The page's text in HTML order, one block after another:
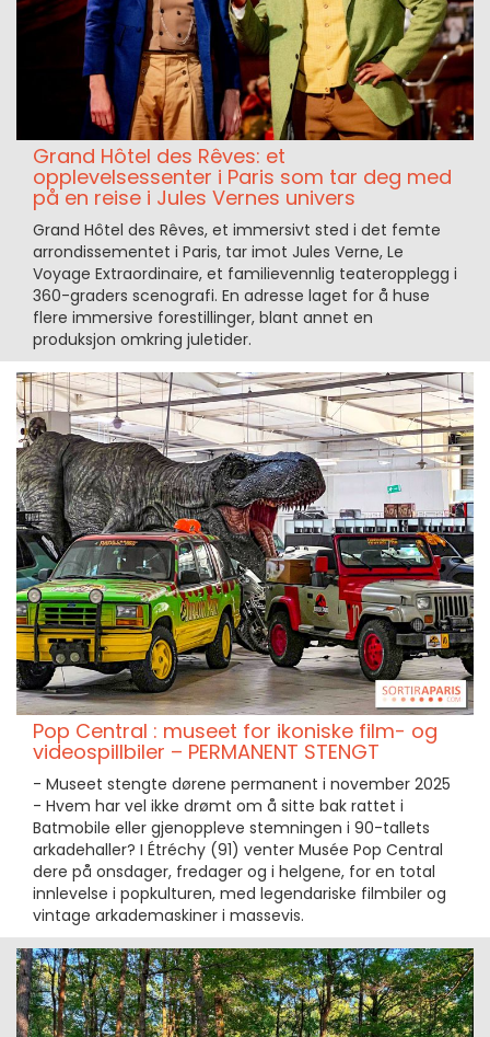
Grand Hôtel des Rêves: et
opplevelsessenter i Paris som tar deg med
på en reise i Jules Vernes univers
Grand Hôtel des Rêves, et immersivt sted i det femte
arrondissementet i Paris, tar imot Jules Verne, Le
Voyage Extraordinaire, et familievennlig teateropplegg i
360-graders scenografi. En adresse laget for å huse
flere immersive forestillinger, blant annet en
produksjon omkring juletider.
Pop Central : museet for ikoniske film- og
videospillbiler – PERMANENT STENGT
- Museet stengte dørene permanent i november 2025
- Hvem har vel ikke drømt om å sitte bak rattet i
Batmobile eller gjenoppleve stemningen i 90-tallets
arkadehaller? I Étréchy (91) venter Musée Pop Central
dere på onsdager, fredager og i helgene, for en total
innlevelse i popkulturen, med legendariske filmbiler og
vintage arkademaskiner i massevis.